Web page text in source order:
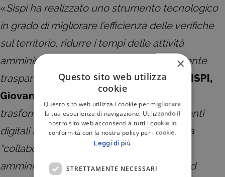
«Sispi ha realizzato uno strumento tecnologico
in grado di migliorare l’efficienza delle verifiche
sul territorio, ridurre i tempi delle attività
amministrative rendendole immediatamente
trasparenti
dichiara la presidente di SISPI,
Giovanna Gaballo.
«consentendo di
trasformare esigenze operative in strumenti
digitali moderni, sicuri, utili ad una virtuosa
“collaborazione” tra impresa, pubblica
amministrazione e cittadini, di semplice ed
×
Questo sito web utilizza
cookie
Questo sito web utilizza i cookie per migliorare
la tua esperienza di navigazione. Utilizzando il
nostro sito web acconsenti a tutti i cookie in
conformità con la nostra policy per i cookie.
Leggi di più
STRETTAMENTE NECESSARI